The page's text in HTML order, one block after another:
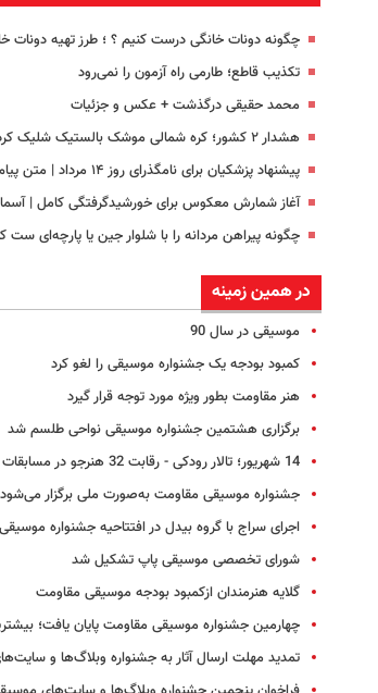
چگونه دونات خانگی درست کنیم ؟ ؛ طرز تهیه دونات
تکذیب قاطع؛‌ طارمی راه آزمون را نمی‌رود
محمد حقیقی درگذشت + عکس و جزئیات
هشدار ۲ کشور؛ کره شمالی موشک بالستیک شلیک کرد
پیشنهاد پزشکیان برای نامگذرای روز ۱۴ مرداد | متن پیام رئیس جمهور
آغاز شمارش معکوس برای خورشیدگرفتگی کامل |
چگونه پیراهن مردانه را با شلوار جین یا پارچه‌ای ست
در همین زمینه
موسیقی در سال 90
کمبود بودجه یک جشنواره موسیقی را لغو کرد
هنر مقاومت بطور ویژه مورد توجه قرار گیرد
برگزاری هشتمین جشنواره موسیقی نواحی طلسم شد
14 شهریور؛ تالار رودکی - رقابت 32 هنرجو در مسابقات کشوری گیتار
جشنواره موسیقی مقاومت به‌صورت ملی برگزار می‌شود
اجرای سراج با گروه بیدل در افتتاحیه جشنواره
شورای تخصصی موسیقی پاپ تشکیل شد
گلایه هنرمندان ازکمبود بودجه موسیقی مقاومت
چهارمین جشنواره موسیقی مقاومت پایان یافت؛
تمدید مهلت ارسال آثار به جشنواره وبلاگ‌ها و